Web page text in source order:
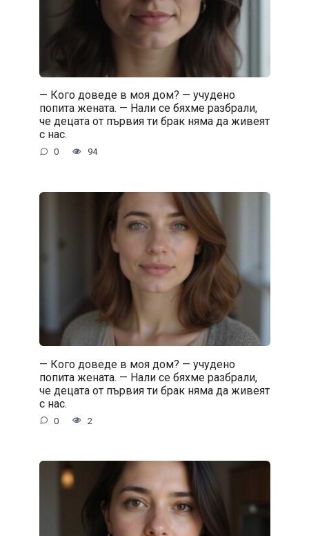
— Кого доведе в моя дом? — учудено
попита жената. — Нали се бяхме разбрали,
че децата от първия ти брак няма да живеят
с нас.
0 94
— Кого доведе в моя дом? — учудено
попита жената. — Нали се бяхме разбрали,
че децата от първия ти брак няма да живеят
с нас.
0 2